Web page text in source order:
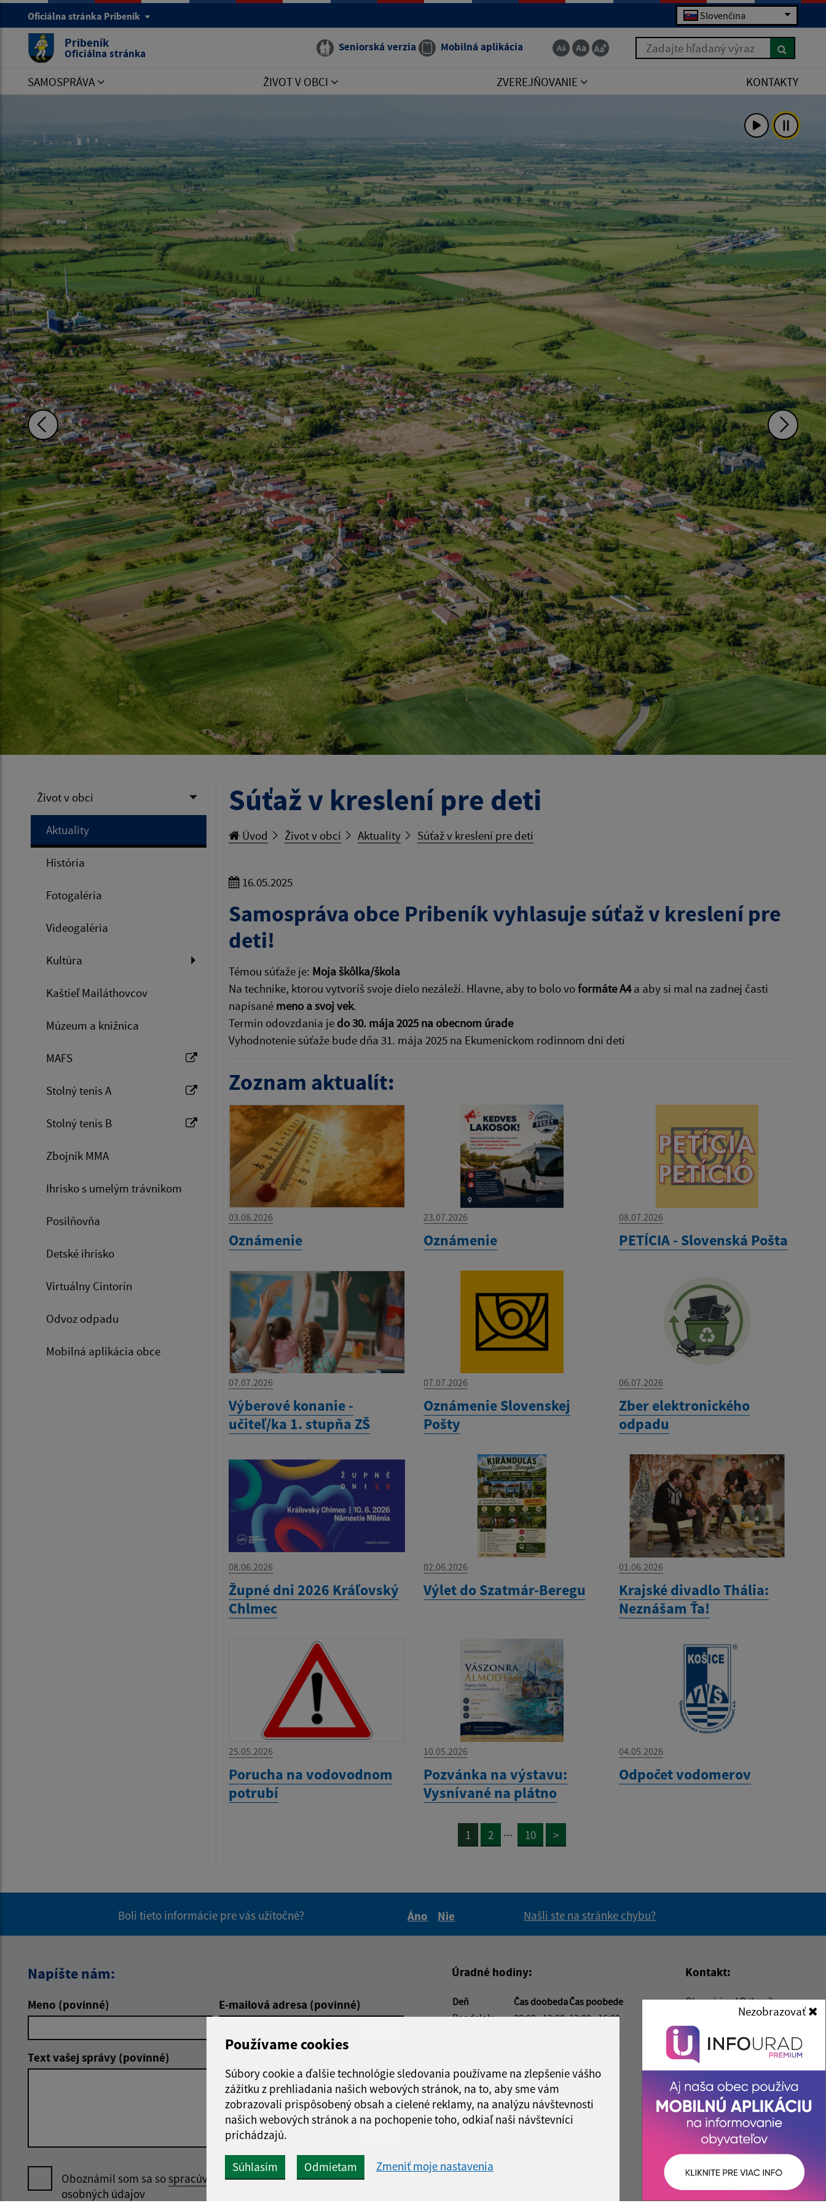
Používame cookies
Súbory cookie a ďalšie technológie sledovania používame na zlepšenie vášho
zážitku z prehliadania našich webových stránok, na to, aby sme vám
zobrazovali prispôsobený obsah a cielené reklamy, na analýzu návštevnosti
našich webových stránok a na pochopenie toho, odkiaľ naši návštevníci
prichádzajú.
Súhlasím Odmietam Zmeniť moje nastavenia
Nezobrazovať
Oficiálna stránka Pribeník Slovenčina
Pribeník
Oficiálna stránka Seniorská verzia Mobilná aplikácia Zadajte hľadaný výraz
SAMOSPRÁVA ŽIVOT V OBCI ZVEREJŇOVANIE KONTAKTY
Život v obci
Aktuality
História
Fotogaléria
Videogaléria
Kultúra
Kaštieľ Mailáthovcov
Múzeum a knižnica
MAFS
Stolný tenis A
Stolný tenis B
Zbojník MMA
Ihrisko s umelým trávnikom
Posilňovňa
Detské ihrisko
Virtuálny Cintorín
Odvoz odpadu
Mobilná aplikácia obce
Súťaž v kreslení pre deti
Úvod Život v obci Aktuality Súťaž v kreslení pre deti
16.05.2025
Samospráva obce Pribeník vyhlasuje súťaž v kreslení pre
deti!
Témou súťaže je: Moja škôlka/škola
Na technike, ktorou vytvoríš svoje dielo nezáleží. Hlavne, aby to bolo voformáte A4a aby si mal na zadnej časti
napísané meno a svoj vek.
Termín odovzdania je do 30. mája 2025 na obecnom úrade
Vyhodnotenie súťaže bude dňa 31. mája 2025 na Ekumenickom rodinnom dni detí
Zoznam aktualít:
03.08.2026
Oznámenie
23.07.2026
Oznámenie
08.07.2026
PETÍCIA - Slovenská Pošta
07.07.2026
Výberové konanie -
učiteľ/ka 1. stupňa ZŠ
07.07.2026
Oznámenie Slovenskej
Pošty
06.07.2026
Zber elektronického
odpadu
08.06.2026
Župné dni 2026 Kráľovský
Chlmec
02.06.2026
Výlet do Szatmár-Beregu
01.06.2026
Krajské divadlo Thália:
Neznášam Ťa!
25.05.2026
Porucha na vodovodnom
potrubí
10.05.2026
Pozvánka na výstavu:
Vysnívané na plátno
04.05.2026
Odpočet vodomerov
1 2 ... 10 >
Boli tieto informácie pre vás užitočné?
Áno
Nie
Našli ste na stránke chybu?
Napíšte nám:
Meno (povinné) E-mailová adresa (povinné)
Text vašej správy (povinné)
Oboznámil som sa sospracúvaním
osobných údajov
Google reCaptcha Response
Odoslať správu
Úradné hodiny:
Deň Čas doobedaČas poobede
Pondelok:
08:00 - 12:00 13:00 - 16:00
13:00 - 16:00
13:00 - 17:00
Piatok:
08:00 - 13:00
Obedňajšia prestávka:12:00 - 13:00
Kontakt:
Obecný úrad Pribeník
076 51 Pribeník
info@pribenik.sk
+421 911 990 804
IČO: 00 331 856